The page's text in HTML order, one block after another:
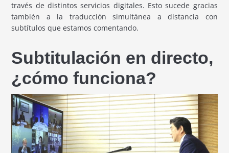
través de distintos servicios digitales. Esto sucede gracias
también a la traducción simultánea a distancia con
subtítulos que estamos comentando.
Subtitulación en directo,
¿cómo funciona?